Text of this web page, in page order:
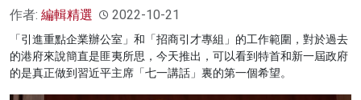
作者: 編輯精選 2022-10-21
「引進重點企業辦公室」和「招商引才專組」的工作範圍，對於過去
的港府來說簡直是匪夷所思，今天推出，可以看到特首和新一屆政府
的是真正做到習近平主席「七一講話」裏的第一個希望。